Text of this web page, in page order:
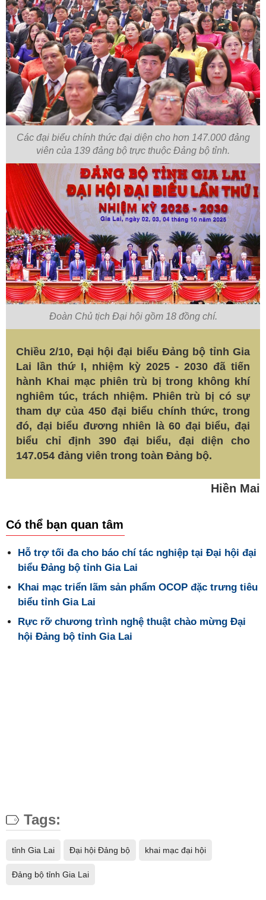
Các đại biểu chính thức đại diện cho hơn 147.000 đảng
viên của 139 đảng bộ trực thuộc Đảng bộ tỉnh.
Đoàn Chủ tịch Đại hội gồm 18 đồng chí.
Chiều 2/10, Đại hội đại biểu Đảng bộ tỉnh Gia
Lai lần thứ I, nhiệm kỳ 2025 - 2030 đã tiến
hành Khai mạc phiên trù bị trong không khí
nghiêm túc, trách nhiệm. Phiên trù bị có sự
tham dự của 450 đại biểu chính thức, trong
đó, đại biểu đương nhiên là 60 đại biểu, đại
biểu chỉ định 390 đại biểu, đại diện cho
147.054 đảng viên trong toàn Đảng bộ.
Hiền Mai
Có thể bạn quan tâm
Hỗ trợ tối đa cho báo chí tác nghiệp tại Đại hội đại
biểu Đảng bộ tỉnh Gia Lai
Khai mạc triển lãm sản phẩm OCOP đặc trưng tiêu
biểu tỉnh Gia Lai
Rực rỡ chương trình nghệ thuật chào mừng Đại
hội Đảng bộ tỉnh Gia Lai
Tags:
tỉnh Gia Lai Đại hội Đảng bộ khai mạc đại hội
Đảng bộ tỉnh Gia Lai